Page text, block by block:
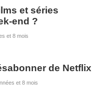
et séries
end ?
et 8 mois
de Netflix
et 8 mois